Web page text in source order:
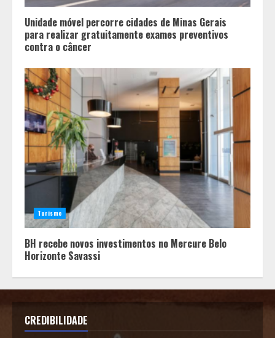
Unidade móvel percorre cidades de Minas Gerais
para realizar gratuitamente exames preventivos
contra o câncer
Turismo
BH recebe novos investimentos no Mercure Belo
Horizonte Savassi
CREDIBILIDADE